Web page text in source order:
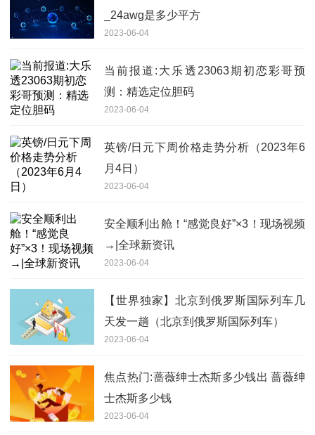
_24awg是多少平方
2023-06-04
当前报道:大乐透23063期初恋彩哥预
测：精选定位胆码
2023-06-04
英镑/日元下周价格走势分析（2023年6
月4日）
2023-06-04
安全顺利出舱！“感觉良好”×3！现场视频
→|全球新资讯
2023-06-04
【世界独家】北京到俄罗斯国际列车几
天发一趟（北京到俄罗斯国际列车）
2023-06-04
焦点热门:蔷薇绅士杰斯多少钱出 蔷薇绅
士杰斯多少钱
2023-06-04